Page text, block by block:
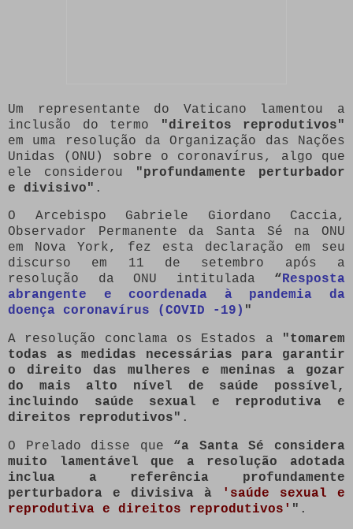
Um representante do Vaticano lamentou a
inclusão do termo
"direitos reprodutivos"
em uma resolução da Organização das Nações
Unidas (ONU) sobre o coronavírus, algo que
ele considerou "profundamente perturbador
e divisivo" .
O Arcebispo Gabriele Giordano Caccia,
Observador Permanente da Santa Sé na ONU
em Nova York, fez esta declaração em seu
discurso em 11 de setembro após a
resolução da ONU intitulada “Resposta
abrangente e coordenada à pandemia da
doença coronavírus (COVID -19) "
A resolução conclama os Estados a
"tomarem
todas as medidas necessárias para garantir
o direito das mulheres e meninas a gozar
do mais alto nível de saúde possível,
incluindo saúde sexual e reprodutiva e
direitos reprodutivos" .
O Prelado disse que “a Santa Sé considera
muito lamentável que a resolução adotada
inclua a referência profundamente
perturbadora e divisiva à
'saúde sexual e
reprodutiva e direitos reprodutivos' " .